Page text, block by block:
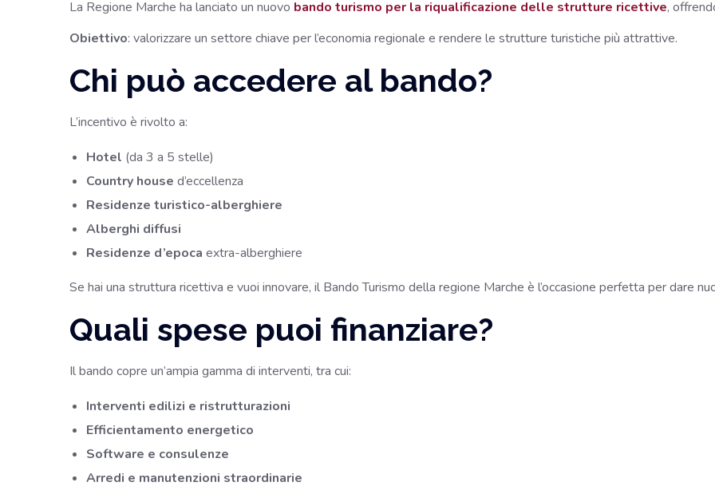
La Regione Marche ha lanciato un nuovo bando turismo per la riqualificazione delle strutture ricettive,
Obiettivo: valorizzare un settore chiave per l’economia regionale e rendere le strutture turistiche più attrattive.
Chi può accedere al bando?
L’incentivo è rivolto a:
Hotel (da 3 a 5 stelle)
Country house d’eccellenza
Residenze turistico-alberghiere
Alberghi diffusi
Residenze d’epoca extra-alberghiere
Se hai una struttura ricettiva e vuoi innovare, il Bando Turismo della regione Marche è l’occasione perfetta per dare
Quali spese puoi finanziare?
Il bando copre un’ampia gamma di interventi, tra cui:
Interventi edilizi e ristrutturazioni
Efficientamento energetico
Software e consulenze
Arredi e manutenzioni straordinarie